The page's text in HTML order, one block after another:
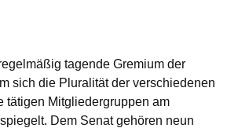
tagende Gremium der
sich die Pluralität der verschiedenen
tätigen Mitgliedergruppen am
Dem Senat gehören neun